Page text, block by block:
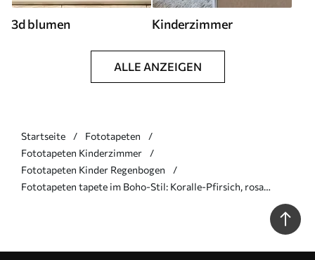
3d blumen Kinderzimmer
ALLE ANZEIGEN
Startseite
Fototapeten
Fototapeten Kinderzimmer
Fototapeten Kinder Regenbogen
Fototapeten tapete im Boho-Stil: Koralle-Pfirsich, rosa